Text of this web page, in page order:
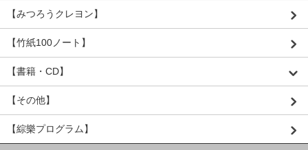
【みつろうクレヨン】
【竹紙100ノート】
【書籍・CD】
【その他】
【綜樂プログラム】